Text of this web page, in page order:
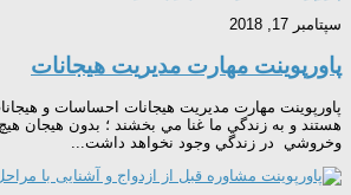
سپتامبر 17, 2018
پاورپوینت مهارت مديريت هيجانات
پاورپوینت مهارت مديريت هيجانات احساسات و
هستند و به زندگي ما غنا مي بخشند ؛ بدون
وخروشي در زندگي وجود نخواهد داشت...